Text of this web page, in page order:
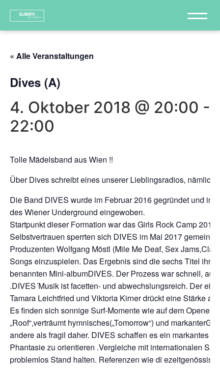
« Alle Veranstaltungen
Dives (A)
4. Oktober 2018 @ 20:00 -
22:00
Tolle Mädelsband aus Wien !!
Über Dives schreibt eines unserer Lieblingsradios, nämlich
Die Band DIVES wurde im Februar 2016 gegründet und in
des Wiener Underground eingewoben.
Startpunkt dieser Formation war das Girls Rock Camp
Selbstvertrauen sperrten sich DIVES im Mai 2017
Produzenten Wolfgang Möstl (Mile Me Deaf, Sex
Songs einzuspielen. Das Ergebnis sind die sechs Titel
benannten Mini-albumDIVES. Der Prozess war schnell,
.DIVES´Musik ist facetten- und abwechslungsreich. Der
Tamara Leichtfried und Viktoria Kirner drückt eine Stärke
Es finden sich sonnige Surf-Momente wie auf dem Opener
„Roof“,verträumt hymnisches(„Tomorrow“) und
andere als fragil daher. DIVES schaffen es ein markantes
Phantasie zu orientieren .Vergleiche mit internationalen
problemlos Stand halten. Referenzen wie di